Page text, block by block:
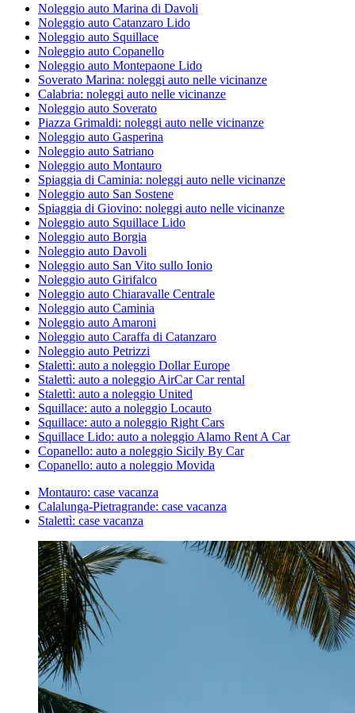
Noleggio auto Marina di Davoli
Noleggio auto Catanzaro Lido
Noleggio auto Squillace
Noleggio auto Copanello
Noleggio auto Montepaone Lido
Soverato Marina: noleggi auto nelle vicinanze
Calabria: noleggi auto nelle vicinanze
Noleggio auto Soverato
Piazza Grimaldi: noleggi auto nelle vicinanze
Noleggio auto Gasperina
Noleggio auto Satriano
Noleggio auto Montauro
Spiaggia di Caminia: noleggi auto nelle vicinanze
Noleggio auto San Sostene
Spiaggia di Giovino: noleggi auto nelle vicinanze
Noleggio auto Squillace Lido
Noleggio auto Borgia
Noleggio auto Davoli
Noleggio auto San Vito sullo Ionio
Noleggio auto Girifalco
Noleggio auto Chiaravalle Centrale
Noleggio auto Caminia
Noleggio auto Amaroni
Noleggio auto Caraffa di Catanzaro
Noleggio auto Petrizzi
Stalettì: auto a noleggio Dollar Europe
Stalettì: auto a noleggio AirCar Car rental
Stalettì: auto a noleggio United
Squillace: auto a noleggio Locauto
Squillace: auto a noleggio Right Cars
Squillace Lido: auto a noleggio Alamo Rent A Car
Copanello: auto a noleggio Sicily By Car
Copanello: auto a noleggio Movida
Montauro: case vacanza
Calalunga-Pietragrande: case vacanza
Stalettì: case vacanza